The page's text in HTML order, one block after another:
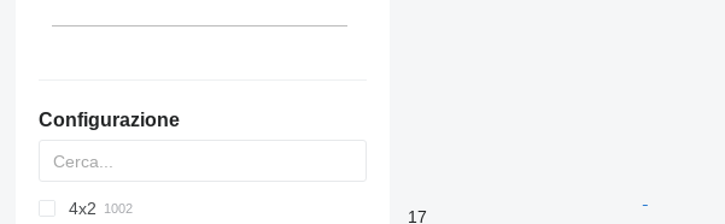
Configurazione
4x2
17